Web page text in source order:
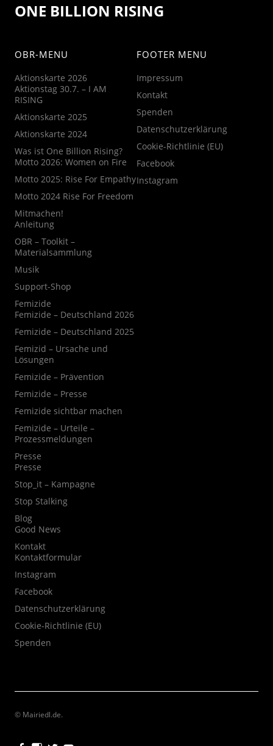
ONE BILLION RISING
OBR-MENU
Aktionskarte 2026
Aktionstag 30.7. – I AM
RISING
Aktionskarte 2025
Aktionskarte 2024
Was ist One Billion Rising?
Motto 2026: Women on Fire
Motto 2025: Rise For Empathy
Motto 2024 Rise For Freedom
Mitmachen!
Anleitung
OBR – Toolkit –
Materialsammlung
Musik
Support-Shop
Femizide
Femizide – Deutschland 2026
Femizide – Deutschland 2025
Femizid – Ursache und
Lösungen
Femizide – Prävention
Femizide – Presse
Femizide sichtbar machen
Femizide – Urteile –
Prozessmeldungen
Presse
Presse
Stop_it – Kampagne
Stop Stalking
Blog
Good News
Kontakt
Kontaktformular
Instagram
Facebook
Datenschutzerklärung
Cookie-Richtlinie (EU)
Spenden
FOOTER MENU
Impressum
Kontakt
Spenden
Datenschutzerklärung
Cookie-Richtlinie (EU)
Facebook
Instagram
© Mairiedl.de